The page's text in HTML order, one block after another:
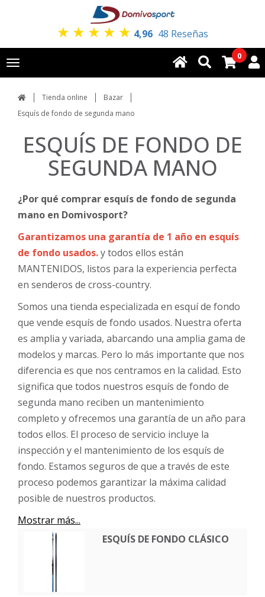
★ ★ ★ ★ ★ 4,96 48 Reseñas
Toggle
navigation
0
Tienda online
Bazar
Esquís de fondo de segunda mano
ESQUÍS DE FONDO DE
SEGUNDA MANO
¿Por qué comprar esquís de fondo de segunda
mano en Domivosport?
Garantizamos una garantía de 1 año en esquís
de fondo usados.y todos ellos están
MANTENIDOS, listos para la experiencia perfecta
en senderos de cross-country.
Somos una tienda especializada en esquí de fondo
que vende esquís de fondo usados. Nuestra oferta
es amplia y variada, abarcando una amplia gama de
modelos y marcas. Pero lo más importante que nos
diferencia es que nos centramos en la calidad. Esto
significa que todos nuestros esquís de fondo de
segunda mano reciben un mantenimiento
completo y ofrecemos una garantía de un año para
todos ellos. El proceso de servicio incluye la
inspección y el mantenimiento de los esquís de
fondo. Estamos seguros de que a través de este
proceso podemos garantizar la máxima calidad
posible de nuestros productos.
Mostrar más...
ESQUÍS DE FONDO CLÁSICO